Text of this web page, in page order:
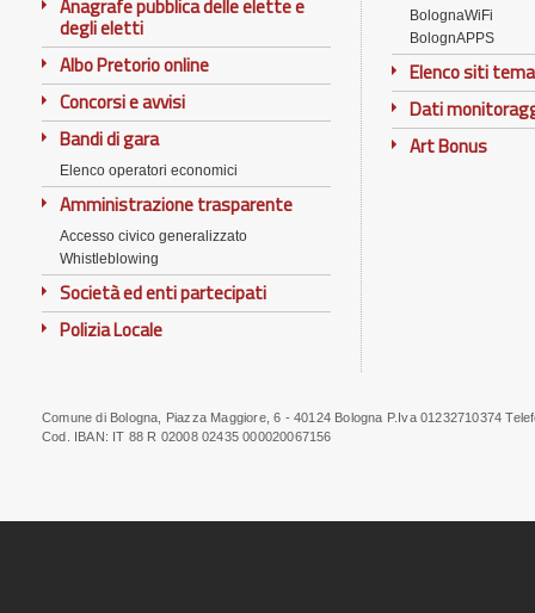
Anagrafe pubblica delle elette e
degli eletti
Albo Pretorio online
Concorsi e avvisi
Bandi di gara
Elenco operatori economici
Amministrazione trasparente
Accesso civico generalizzato
Whistleblowing
Società ed enti partecipati
Polizia Locale
BolognaWiFi
BolognAPPS
Elenco siti
Dati
Art Bonus
Note
Comune di Bologna, Piazza Maggiore, 6 - 40124 Bologna P.Iva 01232710374
Cod. IBAN: IT 88 R 02008 02435 000020067156